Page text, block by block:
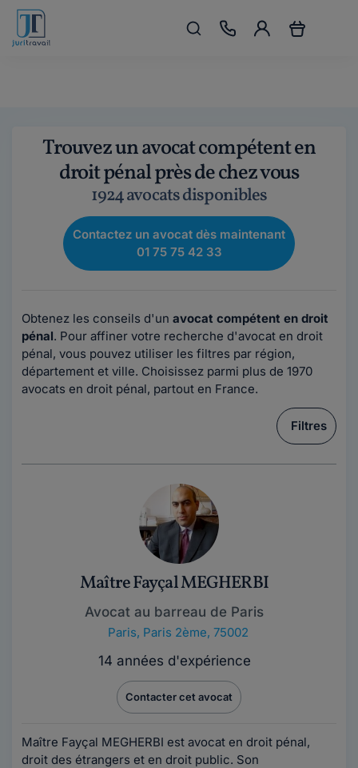
Trouvez un avocat compétent en
droit pénal près de chez vous
1924 avocats disponibles
Contactez un avocat dès maintenant
01 75 75 42 33
Obtenez les conseils d'un avocat compétent en droit
pénal. Pour affiner votre recherche d'avocat en droit
pénal, vous pouvez utiliser les filtres par région,
département et ville. Choisissez parmi plus de 1970
avocats en droit pénal, partout en France.
Filtres
Maître Fayçal MEGHERBI
Avocat au barreau de Paris
Paris, Paris 2ème, 75002
14 années d'expérience
Contacter cet avocat
Maître Fayçal MEGHERBI est avocat en droit pénal,
droit des étrangers et en droit public. Son